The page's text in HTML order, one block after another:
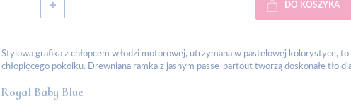
DO KOSZYKA
Stylowa grafika z chłopcem w łodzi motorowej, utrzymana w pastelowej kolorystyce, to
chłopięcego pokoiku. Drewniana ramka z jasnym passe-partout tworzą doskonałe tło
Royal Baby Blue